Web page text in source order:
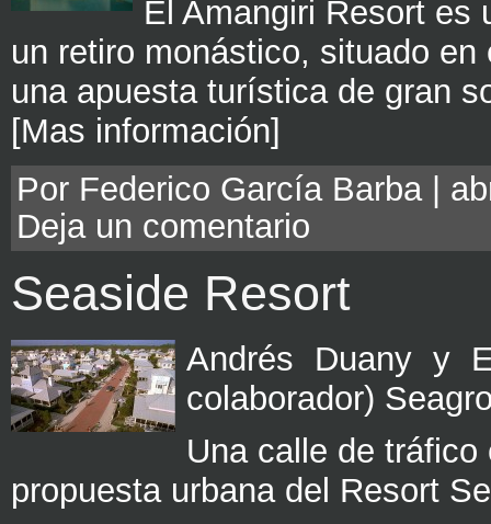
El Amangiri Resort es
un retiro monástico, situado
una apuesta turística de gran
[Mas información]
Por Federico García Barba |
Deja un comentario
Seaside Resort
Andrés Duany y
colaborador)
Una calle de
propuesta urbana del Resort